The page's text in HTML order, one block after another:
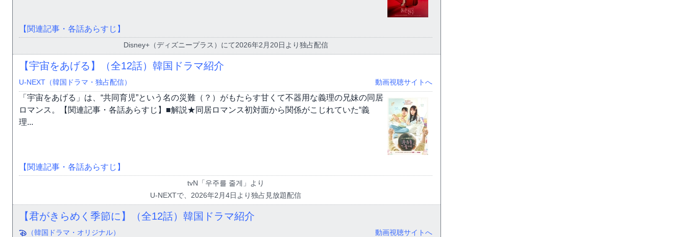
【関連記事・各話あらすじ】
Disney+（ディズニープラス）にて2026年2月20日より独占配信
【宇宙をあげる】（全12話）韓国ドラマ紹介
U-NEXT（韓国ドラマ・独占配信） 動画視聴サイトへ
「宇宙をあげる」は、“共同育児”という名の災難（？）がもたらす甘くて不器用な義理の兄妹の同居
ロマンス。【関連記事・各話あらすじ】■解説★同居ロマンス初対面から関係がこじれていた“義
理...
【関連記事・各話あらすじ】
tvN「우주를 줄게」より
U-NEXTで、2026年2月4日より独占見放題配信
【君がきらめく季節に】（全12話）韓国ドラマ紹介
（韓国ドラマ・オリジナル） 動画視聴サイトへ